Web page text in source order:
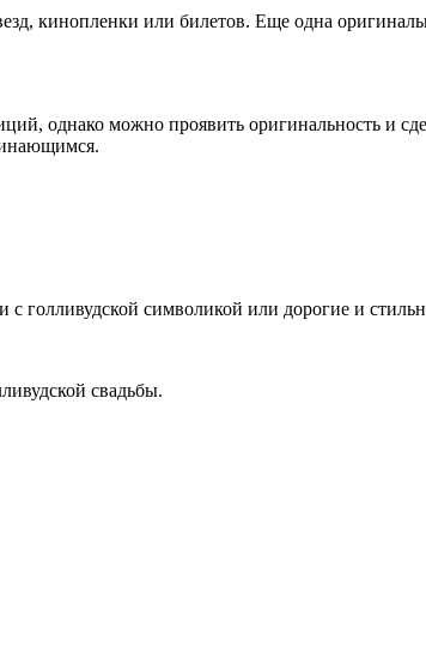
кинопленки или билетов. Еще одна
однако можно проявить оригинальность и
голливудской символикой или дорогие и
свадьбы.